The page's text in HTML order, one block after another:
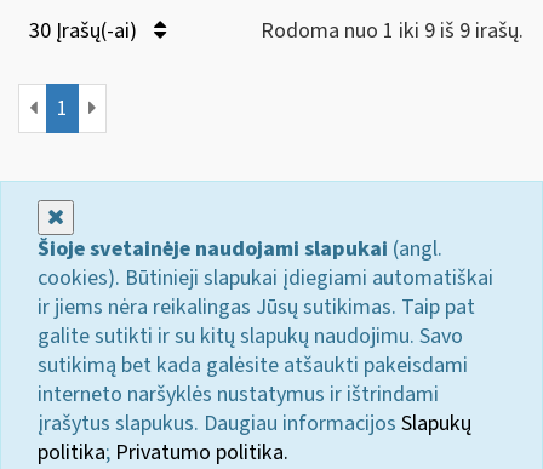
30 Įrašų(-ai) Rodoma nuo 1 iki 9 iš 9 irašų.
1
Šioje svetainėje naudojami slapukai (angl.
cookies). Būtinieji slapukai įdiegiami automatiškai
ir jiems nėra reikalingas Jūsų sutikimas. Taip pat
galite sutikti ir su kitų slapukų naudojimu. Savo
sutikimą bet kada galėsite atšaukti pakeisdami
interneto naršyklės nustatymus ir ištrindami
įrašytus slapukus. Daugiau informacijos Slapukų
politika; Privatumo politika.